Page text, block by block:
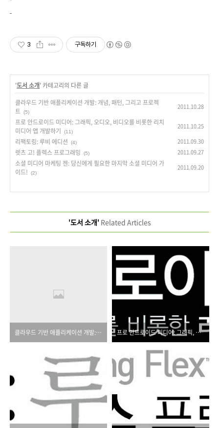
3 구독하기
'도서 소개' 카테고리의 다른 글
클라우드 기반 애플리케이션 개발: 개념, 패턴, 그리고 프로젝
트
(5)
2011.10.28
프로 안드로이드 미디어: 그래픽, 오디오, 비디오를 비롯한 리치
미디어 앱 개발하기
(11)
2011.10.25
리팩토링: 루비 에디션 (4) 2011.09.30
렛츠 고! 플렉스 프로그래밍 (5) 2011.09.27
소셜 미디어 마케팅 젠: 당신에게 필요한 마지막 소셜 미디어 가
이드!
(2)
2011.09.20
'도서 소개'Related Articles
클라우드 기반 애플리케이션 개발: 개념, 패턴, 그리고 프로젝트 프로 안드로이드 미디어: 그래픽, 오디오, 비디오를 비롯한 리치 미디어 앱 개발하기